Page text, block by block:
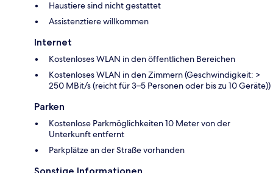
Haustiere sind nicht gestattet
Assistenztiere willkommen
Internet
Kostenloses WLAN in den öffentlichen Bereichen
Kostenloses WLAN in den Zimmern (Geschwindigkeit: >
250 MBit/s (reicht für 3–5 Personen oder bis zu 10 Geräte))
Parken
Kostenlose Parkmöglichkeiten 10 Meter von der
Unterkunft entfernt
Parkplätze an der Straße vorhanden